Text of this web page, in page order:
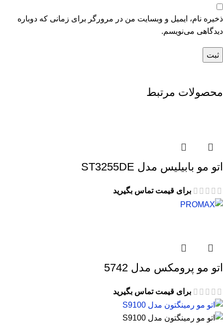
ذخیره نام، ایمیل و وبسایت من در مرورگر برای زمانی که دوباره
دیدگاهی می‌نویسم.
محصولات مرتبط
اتو مو بابیلیس مدل ST3255DE
برای قیمت تماس بگیرید
اتو مو پرومکس مدل 5742
برای قیمت تماس بگیرید